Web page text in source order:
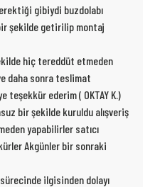
gibiydi buzdolabı
şekilde getirilip montaj
hiç tereddüt etmeden
daha sonra teslimat
teşekkür ederim ( OKTAY K.)
bir şekilde kuruldu alışveriş
yapabilirler satıcı
Akgünler bir sonraki
ilgisinden dolayı